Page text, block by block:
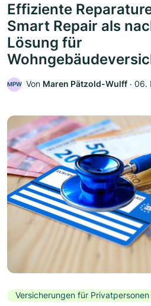
Effiziente
Smart Repair als
Lösung für
MPW Von Maren Pätzold-Wulff ‧ 06.
Versicherungen für Privatpersonen